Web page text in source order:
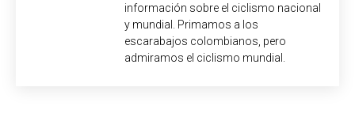
información sobre el ciclismo nacional
y mundial. Primamos a los
escarabajos colombianos, pero
admiramos el ciclismo mundial.